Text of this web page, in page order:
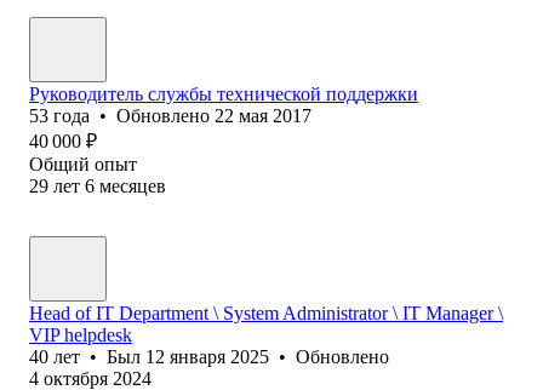
Руководитель службы технической поддержки
53 года • Обновлено 22 мая 2017
40 000 ₽
Общий опыт
29 лет 6 месяцев
Head of IT Department \ System Administrator \ IT Manager \
VIP helpdesk
40 лет • Был 12 января 2025 • Обновлено
4 октября 2024